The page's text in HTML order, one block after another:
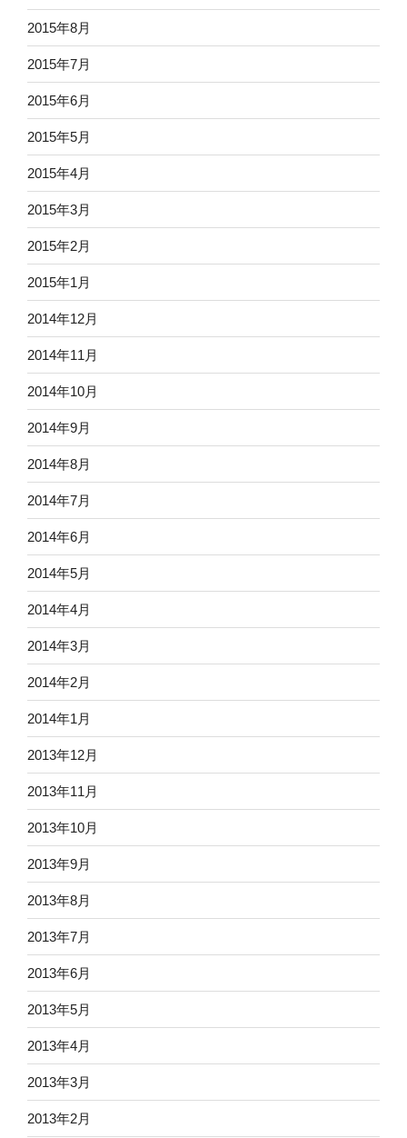
2015年8月
2015年7月
2015年6月
2015年5月
2015年4月
2015年3月
2015年2月
2015年1月
2014年12月
2014年11月
2014年10月
2014年9月
2014年8月
2014年7月
2014年6月
2014年5月
2014年4月
2014年3月
2014年2月
2014年1月
2013年12月
2013年11月
2013年10月
2013年9月
2013年8月
2013年7月
2013年6月
2013年5月
2013年4月
2013年3月
2013年2月